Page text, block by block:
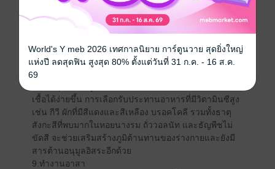
แสงแดดวันละ 15 นาทีช่วยให้อายุยืนได้เนื่องจากป้องกัน
ไม่ให้ร่างกายขาดวิตามินดี การเพิ่มระดับวิตามินดีใน
ร่างกายจะช่วยให้หัวใจแข็งแรง อีกทั้งการรับประทาน
ผลิตภัณฑ์เสริมอาหารวิตามินดีก็มีส่วนช่วยป้องกันโรค
กระดูกพรุนและโรคอื่นๆ บางโรค
8.เพิ่มภูมิต้านทาน
เชื้อได้ง่ายขึ้น การเลือกรับประทานอาหารที่มีวิตามินซีสูง
เช่น กีวี ผักที่มีสีแดงและสีเหลือง บรอคโคลี รวมทั้งธาตุ
สังกะสีที่พบมากในหอยนางรม ถั่ววอลนัท และธัญพืชไม่
ขัดสี จะช่วยเสริมสร้างภูมิต้านทานของร่างกายและยังมี
สารต้านอนุมูลอิสระอีกด้วย
9.ทำงานอาสา
World's Y meb 2026 เทศกาลนิยาย การ์ตูนวาย สุดยิ่งใหญ่
แห่งปี ลดสุดฟิน สูงสุด 80% ตั้งแต่วันที่ 31 ก.ค. - 16 ส.ค.
69